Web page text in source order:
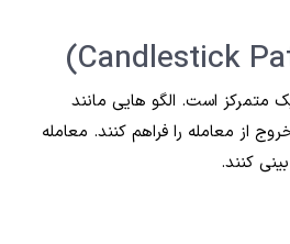
متمرکز است. الگو هایی مانند
معامله را فراهم کنند. معامله
کنند.